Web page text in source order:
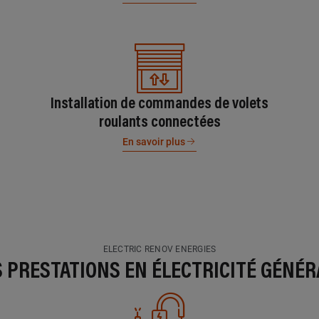
Installation de commandes de volets
roulants connectées
En savoir plus
ELECTRIC RENOV ENERGIES
PRESTATIONS EN ÉLECTRICITÉ